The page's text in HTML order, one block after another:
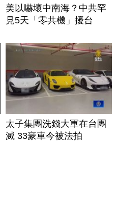
美以嚇壞中南海？中共罕
見5天「零共機」擾台
太子集團洗錢大軍在台團
滅 33豪車今被法拍